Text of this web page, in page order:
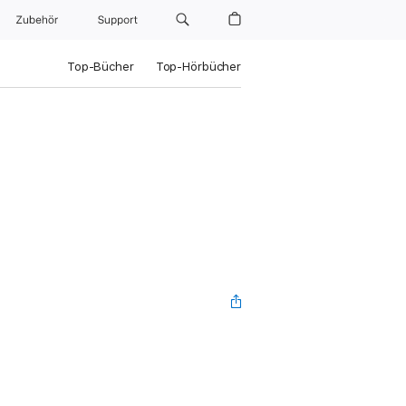
Zubehör Support
Top-Bücher Top-Hörbücher